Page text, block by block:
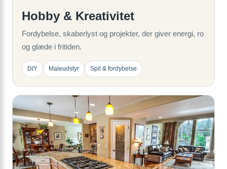
Hobby & Kreativitet
Fordybelse, skaberlyst og projekter, der giver energi, ro
og glæde i fritiden.
DIY Maleudstyr Spil & fordybelse